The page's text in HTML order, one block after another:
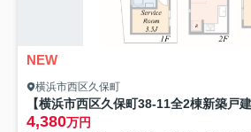
NEW
横浜市西区久保町
4,380万円